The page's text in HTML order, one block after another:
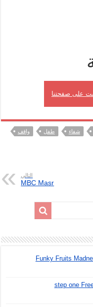
على صفحتنا
شفاء طفل واقف
التالي
MBC Masr
Funky Fruits